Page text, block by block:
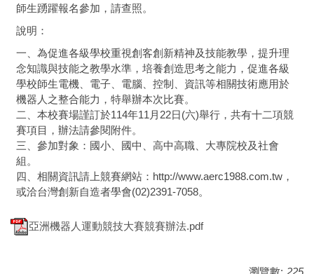
師生踴躍報名參加，請查照。
說明：
一、為促進各級學校重視創客創新精神及技能教學，提升理
念知識與技能之教學水準，培養創造思考之能力，促進各級
學校師生電機、電子、電腦、控制、資訊等相關技術應用於
機器人之整合能力，特舉辦本次比賽。
二、本校賽場謹訂於114年11月22日(六)舉行，共有十二項競
賽項目，辦法請參閱附件。
三、參加對象：國小、國中、高中高職、大專院校及社會
組。
四、相關資訊請上競賽網站：http://www.aerc1988.com.tw，
或洽台灣創新自造者學會(02)2391-7058。
亞洲機器人運動競技大賽競賽辦法.pdf